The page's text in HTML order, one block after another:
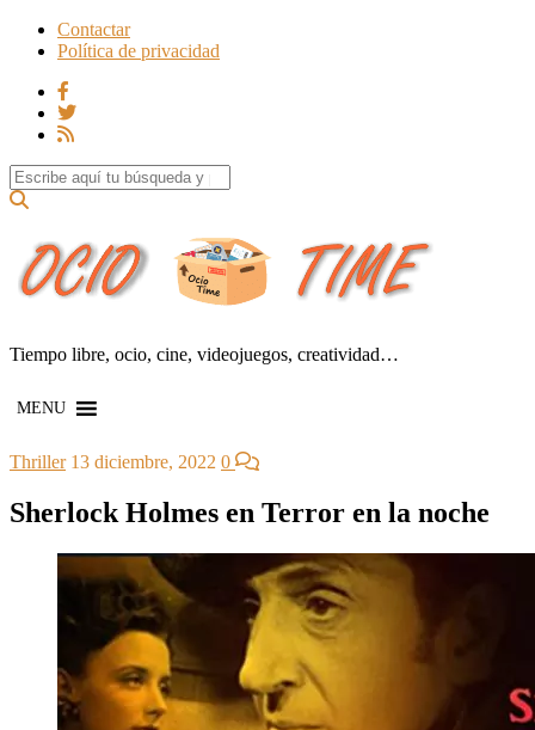
Contactar
Política de privacidad
Search for:
Tiempo libre, ocio, cine, videojuegos, creatividad…
MENU
Thriller 13 diciembre, 2022 0
Sherlock Holmes en Terror en la noche